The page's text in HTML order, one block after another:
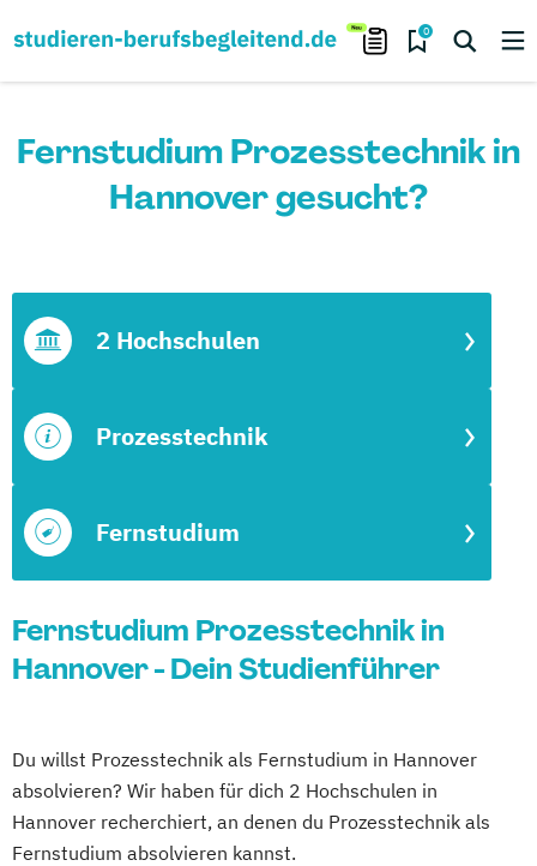
0
Fernstudium Prozesstechnik in
Hannover gesucht?
Fernstudium
Prozesstechnik
2 Hochschulen
Fernstudium Prozesstechnik in
Hannover - Dein Studienführer
Du willst Prozesstechnik als Fernstudium in Hannover
absolvieren? Wir haben für dich 2 Hochschulen in
Hannover recherchiert, an denen du Prozesstechnik als
Fernstudium absolvieren kannst.